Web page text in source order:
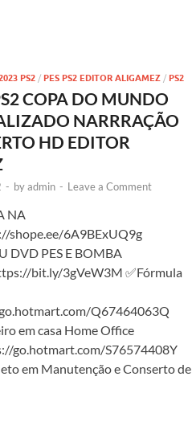
PS2 / PES PS2 EDITOR ALIGAMEZ / PS2
COPA DO MUNDO
NARRRAÇÃO
HD EDITOR
- byadmin - Leave a Comment
NA
shope.ee/6A9BExUQ9g
DVD PES E BOMBA
bit.ly/3gVeW3M ✅Fórmula
Q67464063Q
em casa Home Office
go.hotmart.com/S76574408Y
em Manutenção e Conserto de